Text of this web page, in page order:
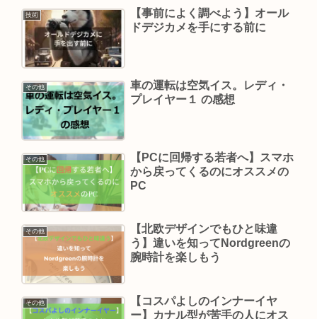
技術
【事前によく調べよう】オール
ドデジカメを手にする前に
その他
車の運転は空気イス。レディ・
プレイヤー１ の感想
その他
【PCに回帰する若者へ】スマホ
から戻ってくるのにオススメの
PC
その他
【北欧デザインでもひと味違
う】違いを知ってNordgreenの
腕時計を楽しもう
その他
【コスパよしのインナーイヤ
ー】カナル型が苦手の人にオス